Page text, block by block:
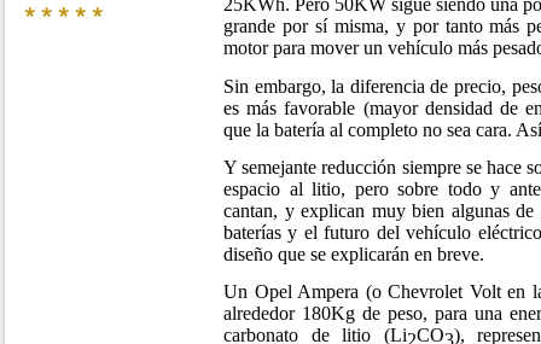
*****
25KWh. Pero 50KW sigue siendo una
grande por sí misma, y por tanto más
motor para mover un vehículo más
Sin embargo, la diferencia de precio,
es más favorable (mayor densidad de
que la batería al completo no sea cara.
Y semejante reducción siempre se hace
espacio al litio, pero sobre todo y
cantan, y explican muy bien algunas
baterías y el futuro del vehículo
diseño que se explicarán en breve.
Un Opel Ampera (o Chevrolet Volt en
alrededor 180Kg de peso, para una
carbonato de litio (Li CO ),